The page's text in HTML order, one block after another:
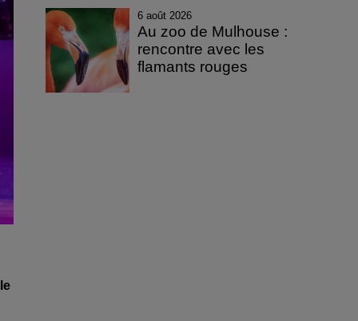
6 août 2026
Au zoo de Mulhouse :
rencontre avec les
flamants rouges